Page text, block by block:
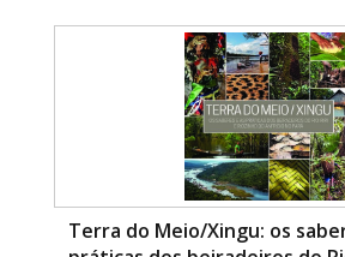
Terra do Meio/Xingu: os